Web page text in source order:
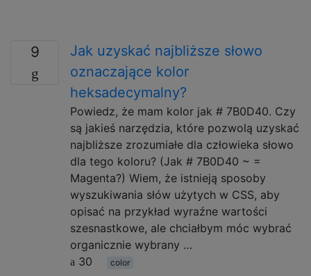
9
Jak uzyskać najbliższe słowo
oznaczające kolor
heksadecymalny?
Powiedz, że mam kolor jak # 7B0D40. Czy
są jakieś narzędzia, które pozwolą uzyskać
najbliższe zrozumiałe dla człowieka słowo
dla tego koloru? (Jak # 7B0D40 ~ =
Magenta?) Wiem, że istnieją sposoby
wyszukiwania słów użytych w CSS, aby
opisać na przykład wyraźne wartości
szesnastkowe, ale chciałbym móc wybrać
organicznie wybrany …
30
color